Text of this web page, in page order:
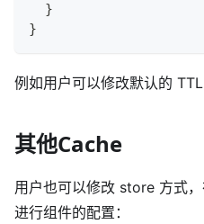
}
}
例如用户可以修改默认的 TTL
其他Cache
用户也可以修改 store 方式
进行组件的配置：